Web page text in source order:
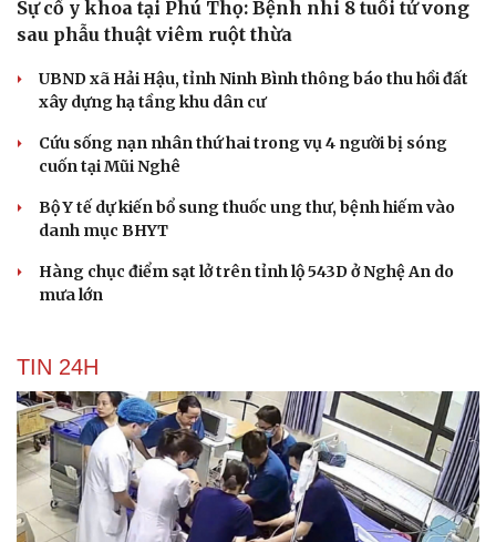
Du lịch
Podcast
Sự cố y khoa tại Phú Thọ: Bệnh nhi 8 tuổi tử vong
sau phẫu thuật viêm ruột thừa
UBND xã Hải Hậu, tỉnh Ninh Bình thông báo thu hồi đất
xây dựng hạ tầng khu dân cư
Cứu sống nạn nhân thứ hai trong vụ 4 người bị sóng
cuốn tại Mũi Nghê
Bộ Y tế dự kiến bổ sung thuốc ung thư, bệnh hiếm vào
danh mục BHYT
Hàng chục điểm sạt lở trên tỉnh lộ 543D ở Nghệ An do
mưa lớn
TIN 24H